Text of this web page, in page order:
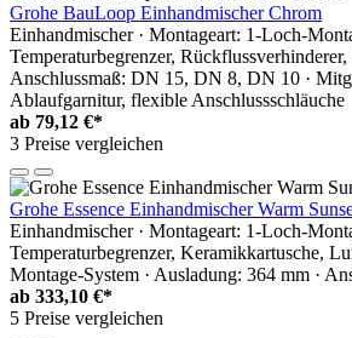
Grohe BauLoop Einhandmischer Chrom
Einhandmischer · Montageart: 1-Loch-
Temperaturbegrenzer,
Anschlussmaß: DN 15, DN 8, DN 10 ·
Ablaufgarnitur, flexible Anschlussschläuche
ab 79,12 €*
3 Preise vergleichen
Grohe Essence Einhandmischer Warm
Einhandmischer · Montageart: 1-Loch-
Temperaturbegrenzer, Keramikkartusche,
Montage-System · Ausladung: 364 mm ·
ab 333,10 €*
5 Preise vergleichen